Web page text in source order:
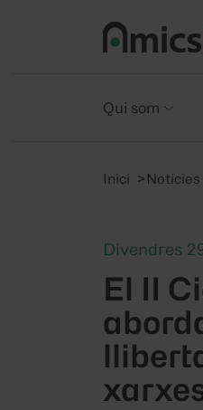
Qui som
Inici Notícies
Divendres
El II